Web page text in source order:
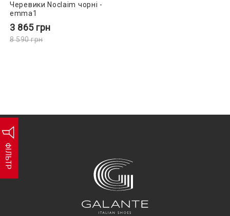
ФІЛЬТР
Черевики Noclaim чорні -
emma1
3 865 грн
8 590грн